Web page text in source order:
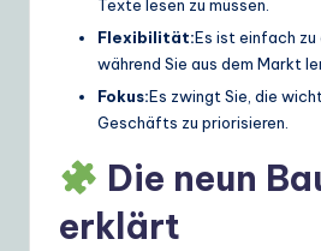
Texte lesen zu müssen.
Flexibilität:Es ist einfach zu
während Sie aus dem Markt
Fokus:Es zwingt Sie, die
Geschäfts zu priorisieren.
Die neun
erklärt